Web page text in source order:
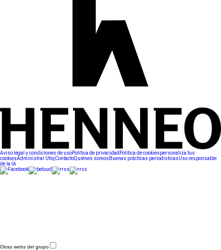
Aviso legal y condiciones de usoPolítica de privacidad Política de cookiespersonaliza tus
cookiesAdministrar UtiqContactoQuiénes somos Buenas prácticas periodísticasUso responsable
de la IA
Otras webs del grupo